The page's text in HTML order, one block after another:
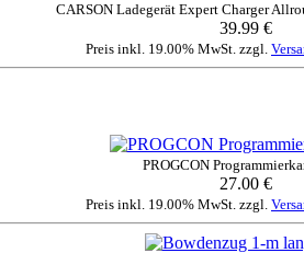
CARSON Ladegerät Expert Charger
39.99 €
Preis inkl. 19.00% MwSt. zzgl.
PROGCON
27.00 €
Preis inkl. 19.00% MwSt. zzgl.